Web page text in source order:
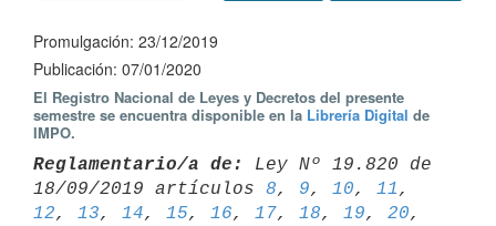
Promulgación: 23/12/2019
Publicación: 07/01/2020
El Registro Nacional de Leyes y Decretos del presente
semestre se encuentra disponible en la Librería Digital de
IMPO.
Reglamentario/a de:
Ley Nº 19.820 de
18/09/2019 artículos 8, 9, 10, 11 ,
12, 13, 14, 15, 16, 17, 18, 19, 20